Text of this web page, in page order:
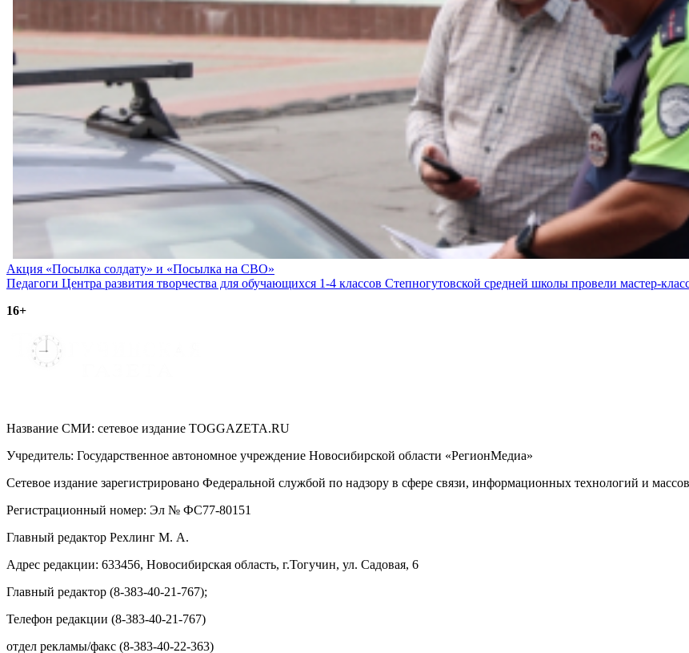
Навигация
по
записям
Акция «Посылка солдату» и «Посылка на СВО»
Педагоги Центра развития творчества для обучающихся 1-4 классов Степногутовской средней школы провели мастер-
16+
Название СМИ: cетевое издание TOGGAZETA.RU
Учредитель: Государственное автономное учреждение Новосибирской области «РегионМедиа»
Сетевое издание зарегистрировано Федеральной службой по надзору в сфере связи, информационных технологий и
Регистрационный номер: Эл № ФС77-80151
Главный редактор Рехлинг М. А.
Адрес редакции: 633456, Новосибирская область, г.Тогучин, ул. Садовая, 6
Главный редактор (8-383-40-21-767);
Телефон редакции (8-383-40-21-767)
отдел рекламы/факс (8-383-40-22-363)